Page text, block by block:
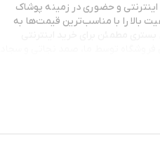
و حضوری در زمینه پوشاک
بالا را با مناسب‌ترین قیمت‌ها به
مطمئن برای خرید اینترنتی
توسط ما، صمد نجاتی و سجاد
کیفیت است؛ ما به ساختن ارتباطی
می‌اندیشیم و برای جلب رضایت شما به